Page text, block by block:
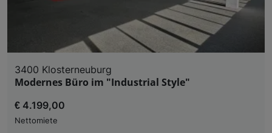
3400 Klosterneuburg
Modernes Büro im "Industrial Style"
€ 4.199,00
Nettomiete